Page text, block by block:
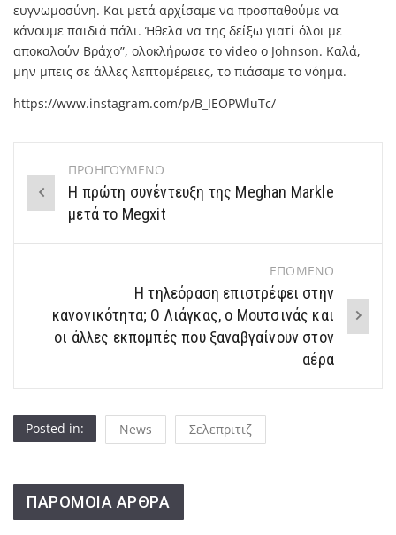
ευγνωμοσύνη. Και μετά αρχίσαμε να προσπαθούμε να
κάνουμε παιδιά πάλι. Ήθελα να της δείξω γιατί όλοι με
αποκαλούν Βράχο”, ολοκλήρωσε το video ο Johnson. Καλά,
μην μπεις σε άλλες λεπτομέρειες, το πιάσαμε το νόημα.
https://www.instagram.com/p/B_IEOPWluTc/
Post
navigation
ΠΡΟΗΓΟΥΜΕΝΟ
H πρώτη συνέντευξη της Meghan Markle
μετά το Megxit
ΕΠΟΜΕΝΟ
Η τηλεόραση επιστρέφει στην
κανονικότητα; Ο Λιάγκας, ο Μουτσινάς και
οι άλλες εκπομπές που ξαναβγαίνουν στον
αέρα
Posted in: News Σελεπριτιζ
ΠΑΡΟΜΟΙΑ ΑΡΘΡΑ